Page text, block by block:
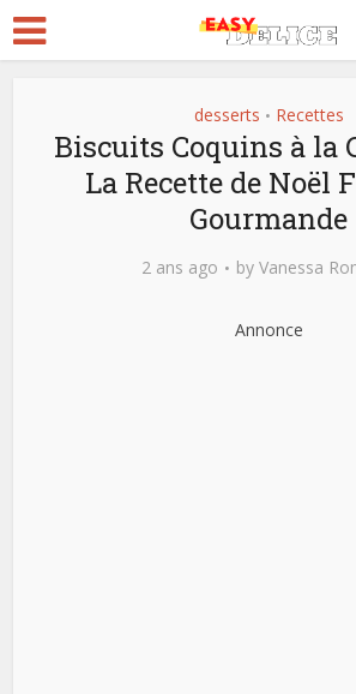
desserts • Recettes
Biscuits Coquins à la
La Recette de Noël
Gourmande
2 ans ago by Vanessa
Annonce